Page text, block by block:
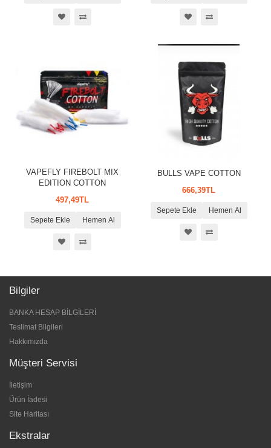
VAPEFLY FIREBOLT MIX
EDITION COTTON
497,49TL
Sepete Ekle Hemen Al
BULLS VAPE COTTON
666,39TL
Sepete Ekle Hemen Al
Bilgiler
BANKA HESAP BİLGİLERİ
Teslimat Bilgileri
Hakkımızda
Müşteri Servisi
İletişim
Ürün İadesi
Site Haritası
Ekstralar